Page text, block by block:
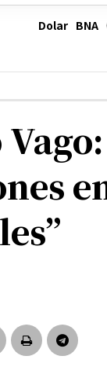
Dolar BNA